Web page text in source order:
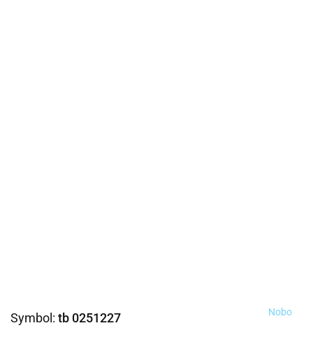
Symbol: tb 0251227 Nobo